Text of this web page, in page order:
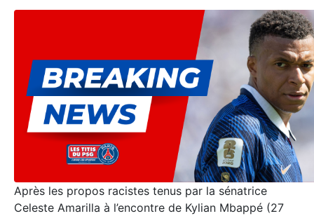
Après les propos racistes tenus par la sénatrice
Celeste Amarilla à l’encontre de Kylian Mbappé (27